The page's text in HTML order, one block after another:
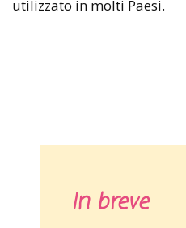
utilizzato in molti Paesi.
In breve